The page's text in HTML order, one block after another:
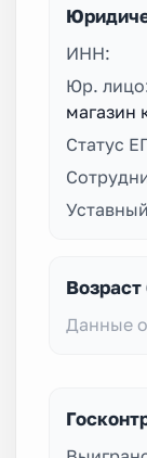
ИНН:
Юр.
магазин
Статус
Возраст
Данные о